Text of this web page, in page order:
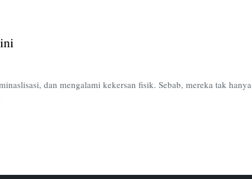
dan mengalami kekersan fisik. Sebab, mereka tak hanya